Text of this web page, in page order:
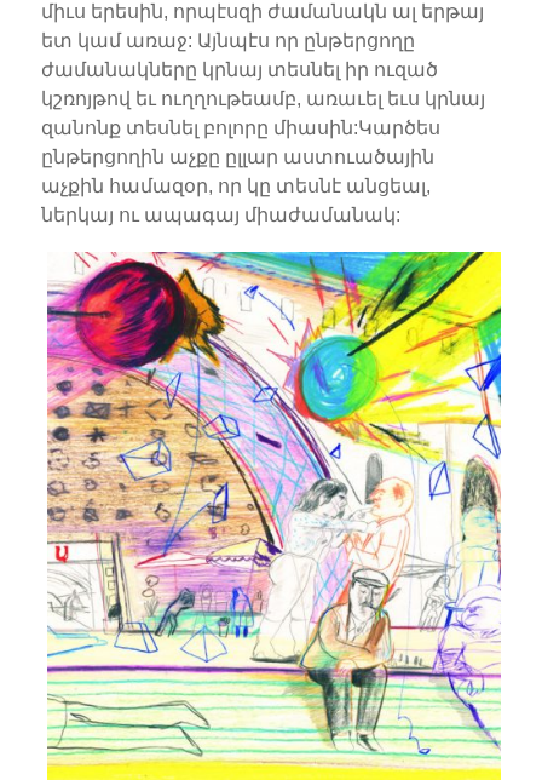
միւս երեսին, որպէսզի ժամանակն ալ երթայ
ետ կամ առաջ: Այնպէս որ ընթերցողը
ժամանակները կրնայ տեսնել իր ուզած
կշռոյթով եւ ուղղութեամբ, առաւել եւս կրնայ
զանոնք տեսնել բոլորը միասին:Կարծես
ընթերցողին աչքը ըլլար աստուածային
աչքին համազօր, որ կը տեսնէ անցեալ,
ներկայ ու ապագայ միաժամանակ: